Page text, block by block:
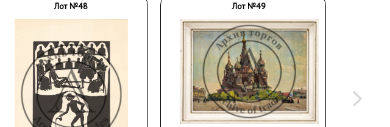
Лот №48 Лот №49